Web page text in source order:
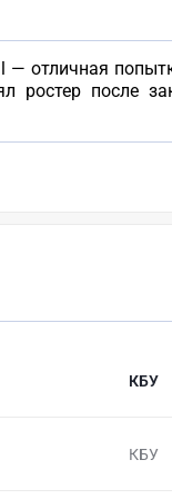
— отличная
ростер после
КБУ
КБУ